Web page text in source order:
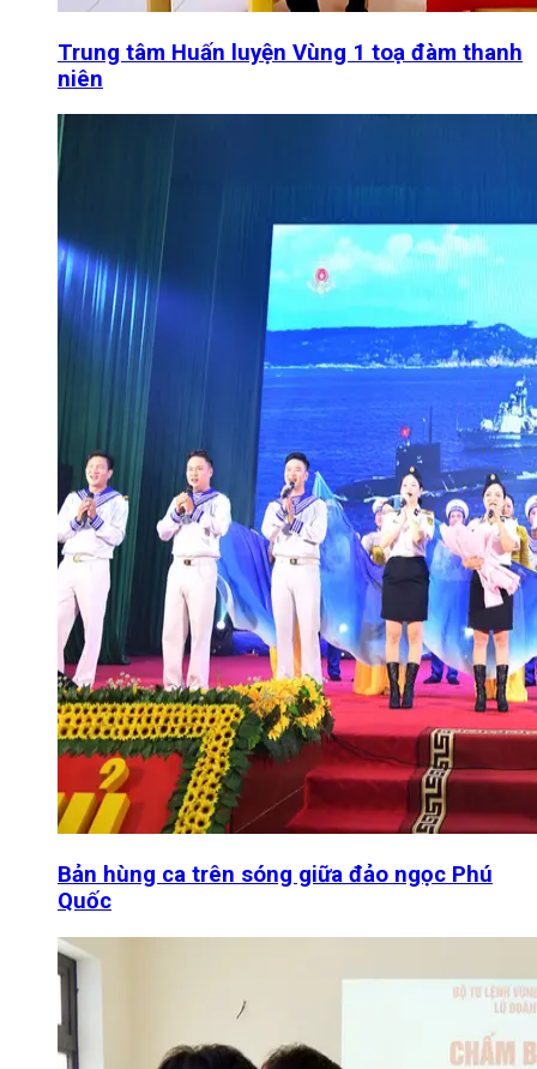
Trung tâm Huấn luyện Vùng 1 toạ đàm thanh
niên
Bản hùng ca trên sóng giữa đảo ngọc Phú
Quốc